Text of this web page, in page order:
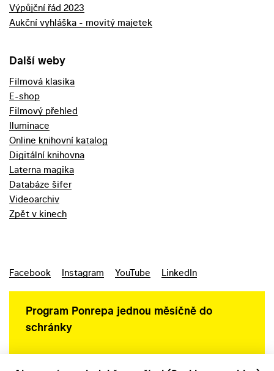
Výpůjční řád 2023
Aukční vyhláška - movitý majetek
Další weby
Filmová klasika
E-shop
Filmový přehled
Iluminace
Online knihovní katalog
Digitální knihovna
Laterna magika
Databáze šifer
Videoarchiv
Zpět v kinech
Facebook Instagram YouTube LinkedIn
Program Ponrepa jednou měsíčně do
schránky